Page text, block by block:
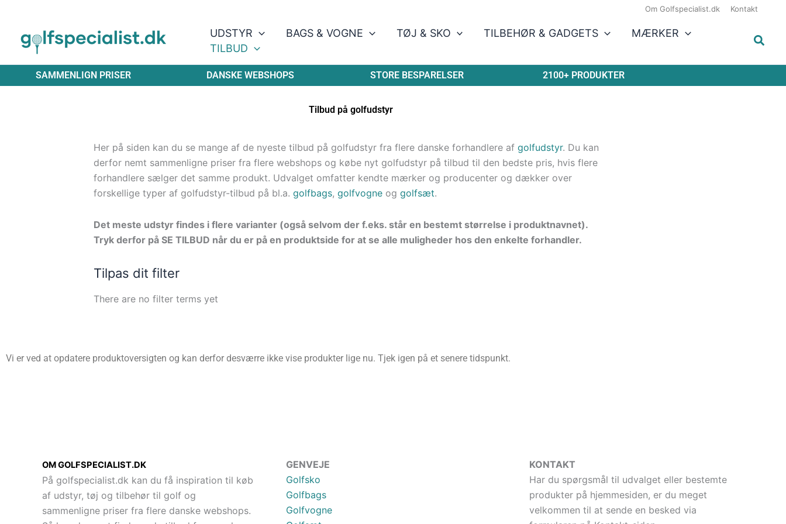
indholdet
Om Golfspecialist.dk Kontakt
UDSTYR BAGS & VOGNE TØJ & SKO TILBEHØR & GADGETS
MÆRKER
TILBUD
SAMMENLIGN PRISER DANSKE WEBSHOPS STORE BESPARELSER 2100+ PRODUKTER
Tilbud på golfudstyr
Her på siden kan du se mange af de nyeste tilbud på golfudstyr fra flere danske forhandlere af golfudstyr. Du kan
derfor nemt sammenligne priser fra flere webshops og købe nyt golfudstyr på tilbud til den bedste pris, hvis flere
forhandlere sælger det samme produkt. Udvalget omfatter kendte mærker og producenter og dækker over
forskellige typer af golfudstyr-tilbud på bl.a. golfbags, golfvogne og golfsæt.
Det meste udstyr findes i flere varianter (også selvom der f.eks. står en bestemt størrelse i produktnavnet).
Tryk derfor på SE TILBUD når du er på en produktside for at se alle muligheder hos den enkelte forhandler.
Tilpas dit filter
There are no filter terms yet
Vi er ved at opdatere produktoversigten og kan derfor desværre ikke vise produkter lige nu. Tjek igen på et senere tidspunkt.
OM GOLFSPECIALIST.DK
På golfspecialist.dk kan du få inspiration til køb
af udstyr, tøj og tilbehør til golf og
sammenligne priser fra flere danske webshops.
GENVEJE
Golfsko
Golfbags
Golfvogne
KONTAKT
Har du spørgsmål til udvalget eller bestemte
produkter på hjemmesiden, er du meget
velkommen til at sende en besked via